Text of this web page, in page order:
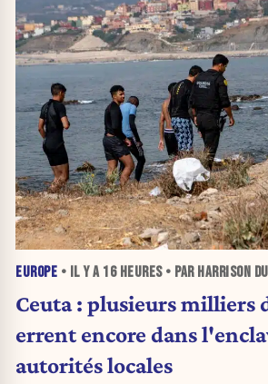
EUROPE • IL Y A 16 HEURES• PAR HARRISON
Ceuta : plusieurs milliers
errent encore dans
autorités locales